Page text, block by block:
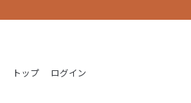
トップ ログイン